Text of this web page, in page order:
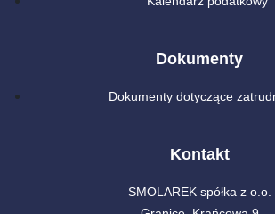
Dokumenty
Dokumenty dotyczące
Kontakt
SMOLAREK spółka z o.o.